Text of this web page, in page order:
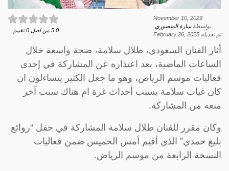
November 10, 2023
بواسطةسارة المنصوري
تم تعديله February 26, 2025
0
5 من اصل 0 تقييم.
أثار الفنان السعودي، طلال سلامة، ضجة واسعة خلال
الساعات الماضية، بعد اعتذاره عن المشاركة في إحدى
فعاليات موسم الرياض، وهو ما جعل الكثير يتساءلون ان
كان غياب سلامة بسبب أحداث غزة ام هناك سبب آخر
منعه من المشاركة.
وكان مقرر للفنان طلال سلامة المشاركة في حفل “روائع
بليغ حمدي” الذي أقيم أمس الخميس ضمن فعاليات
النسخة الرابعة من موسم الرياض.